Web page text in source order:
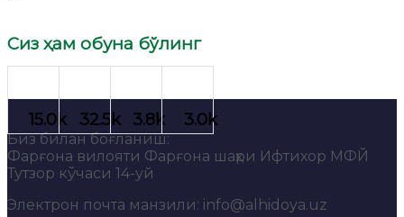
Сиз ҳам обуна бўлинг
Биз билан боғланиш:
Фарғона вилояти Фарғона шаҳри Ифтихор МФЙ
Тутзор кўчаси 14-уй
Электрон почта манзили: info@alhidoya.uz